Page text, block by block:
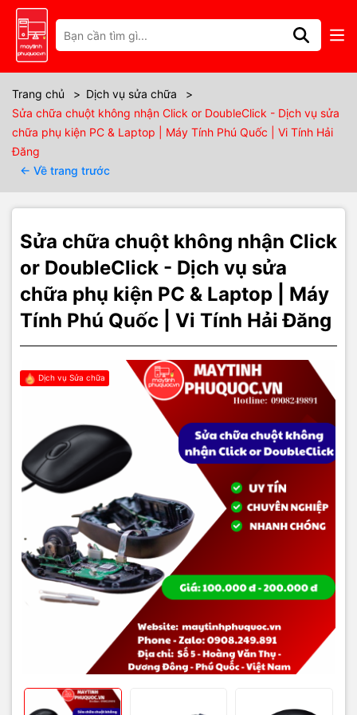
Trang chủ > Dịch vụ sửa chữa
>
Sửa chữa chuột không nhận Click or DoubleClick - Dịch vụ sửa
chữa phụ kiện PC & Laptop | Máy Tính Phú Quốc | Vi Tính Hải
Đăng
← Về trang trước
Sửa chữa chuột không nhận Click
or DoubleClick - Dịch vụ sửa
chữa phụ kiện PC & Laptop | Máy
Tính Phú Quốc | Vi Tính Hải Đăng
Dịch vụ Sửa chữa
Thông số kỹ thuật
Sửa Chuột Không Nhận Click hoặc
DoubleClick – Khắc Phục Nhanh
Tại Phú Quốc
Giới thiệu tình trạng
Chuột máy tính không nhận click, hoặctự nhấn đôi (DoubleClick)
dù bạn chỉ bấm một lần là tình trạng phổ biến, gây gián đoạn công
việc, học tập và trải nghiệm chơi game. Hiện tượng này có thể xảy
ra với cảchuột gaming, chuột văn phòng, chuột dây và chuột
hợp.
Bạn có thể thử kết nối chuột sang máy tính khác để xác định sơ bộ
Nguyên nhân thường gặp
Switch bên trong chuột hỏng
Sử dụng lâu, bấm mạnh hoặc dính bụi, nước khiến click
không nhận hoặc nhấn đôi.
Driver hoặc phần mềm lỗi
Driver chuột lỗi hoặc xung đột với phần mềm khác. Cài đặt
tốc độ double-click quá nhạy cũng gây hiện tượng nhấn đôi.
Mạch PCB hoặc IC hỏng
Mạch điện tử bên trong chuột bị chập hoặc IC điều khiển
switch lỗi → tín hiệu click không ổn định.
Bề mặt tiếp xúc kém
Chuột quang/laser di chuyển trên mặt kính hoặc bề mặt quá